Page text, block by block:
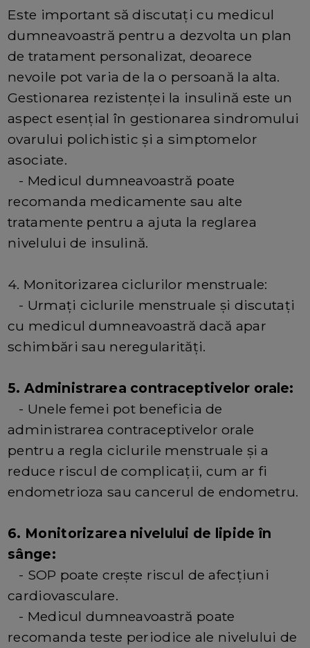
Este important să discutați cu medicul
dumneavoastră pentru a dezvolta un plan
de tratament personalizat, deoarece
nevoile pot varia de la o persoană la alta.
Gestionarea rezistenței la insulină este un
aspect esențial în gestionarea sindromului
ovarului polichistic și a simptomelor
asociate.
- Medicul dumneavoastră poate
recomanda medicamente sau alte
tratamente pentru a ajuta la reglarea
nivelului de insulină.
4. Monitorizarea ciclurilor menstruale:
- Urmați ciclurile menstruale și discutați
cu medicul dumneavoastră dacă apar
schimbări sau neregularități.
5. Administrarea contraceptivelor orale:
- Unele femei pot beneficia de
administrarea contraceptivelor orale
pentru a regla ciclurile menstruale și a
reduce riscul de complicații, cum ar fi
endometrioza sau cancerul de endometru.
6. Monitorizarea nivelului de lipide în
sânge:
- SOP poate crește riscul de afecțiuni
cardiovasculare.
- Medicul dumneavoastră poate
recomanda teste periodice ale nivelului de